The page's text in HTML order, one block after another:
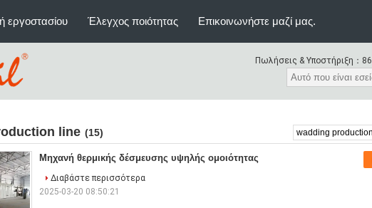
εργοστασίου Έλεγχος ποιότητας Επικοινωνήστε μαζί μας.
Πωλήσεις & Υποστήριξη：
line (15)
Μηχανή θερμικής δέσμευσης υψηλής ομοιότητας
Διαβάστε περισσότερα
2025-03-20 08:50:21